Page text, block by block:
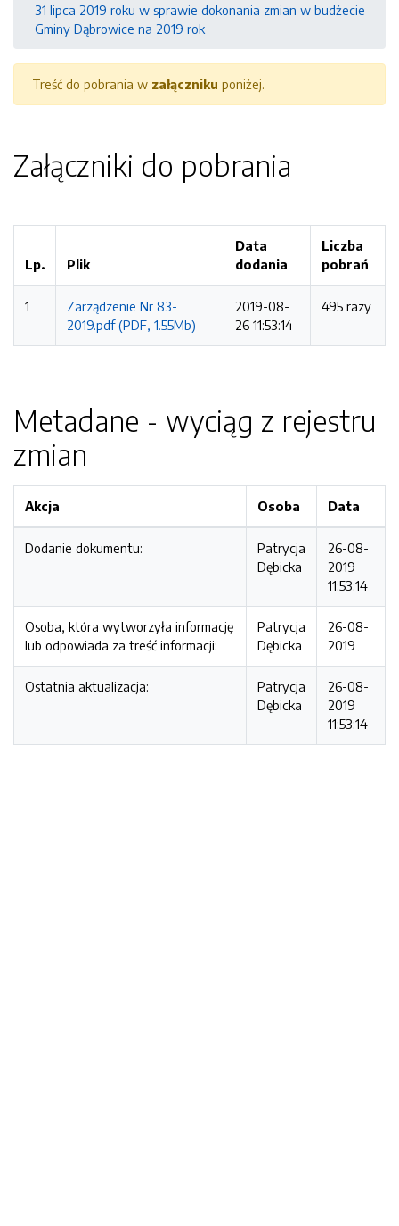
31 lipca 2019 roku w sprawie dokonania zmian w budżecie
Gminy Dąbrowice na 2019 rok
Treść do pobrania w załączniku poniżej.
Załączniki do pobrania
Lp. Plik
Data
dodania
Liczba
pobrań
1
Zarządzenie Nr 83-
2019.pdf (PDF, 1.55Mb)
2019-08-
26 11:53:14
495 razy
Metadane - wyciąg z rejestru
zmian
Akcja Osoba Data
Dodanie dokumentu:
Patrycja
Dębicka
26-08-
2019
11:53:14
Osoba, która wytworzyła informację
lub odpowiada za treść informacji:
Patrycja
Dębicka
26-08-
2019
Ostatnia aktualizacja:
Patrycja
Dębicka
26-08-
2019
11:53:14